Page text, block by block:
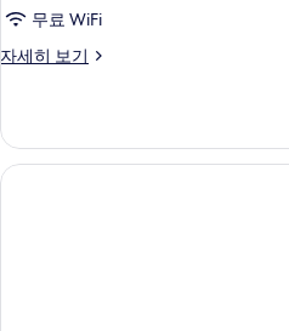
무료 WiFi
자세히 보기
객
히
보
기